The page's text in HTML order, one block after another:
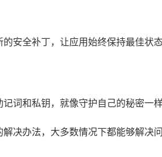
安全补丁，让应用始终保持最佳状态
词和私钥，就像守护自己的秘密一
决办法，大多数情况下都能够解决